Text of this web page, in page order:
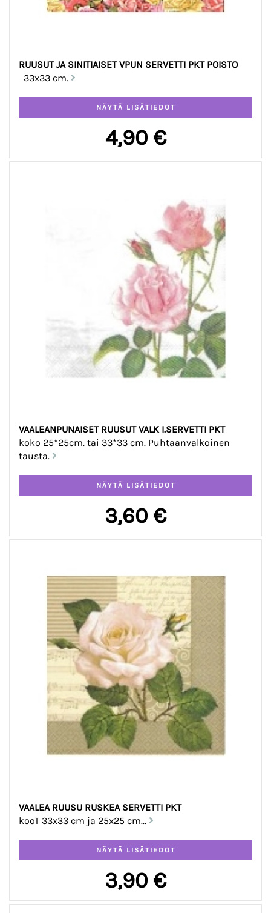
RUUSUT JA SINITIAISET VPUN SERVETTI PKT POISTO
33x33 cm.
4,90 €
VAALEANPUNAISET RUUSUT VALK I.SERVETTI PKT
koko 25*25cm. tai 33*33 cm. Puhtaanvalkoinen
tausta.
3,60 €
VAALEA RUUSU RUSKEA SERVETTI PKT
kooT 33x33 cm ja 25x25 cm...
3,90 €